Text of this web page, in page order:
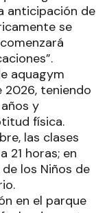
anticipación de
se
aquagym
2026, teniendo
y
física.
las clases
21 horas; en
los Niños de
en el parque